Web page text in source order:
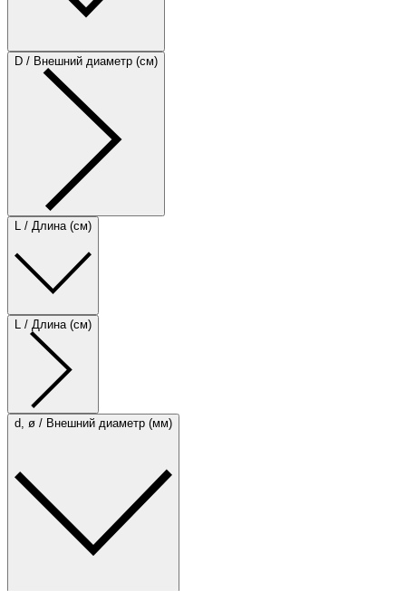
D / Внешний диаметр (см)
L / Длина (см)
L / Длина (см)
d, ø / Внешний диаметр (мм)